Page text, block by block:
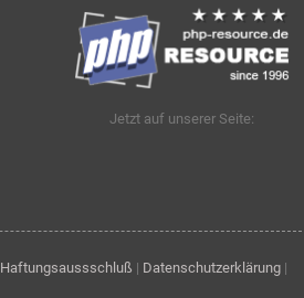
Jetzt auf unserer Seite:
Haftungsaussschluß | Datenschutzerklärung |